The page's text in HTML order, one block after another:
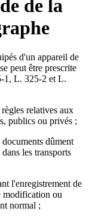
de la
d'un appareil de
peut être prescrite
1, L. 325-2 et L.
relatives aux
publics ou privés ;
dûment
les transports
l'enregistrement de
modification ou
normal ;